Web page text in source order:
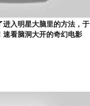
进入明星大脑里的方法，于
看脑洞大开的奇幻电影